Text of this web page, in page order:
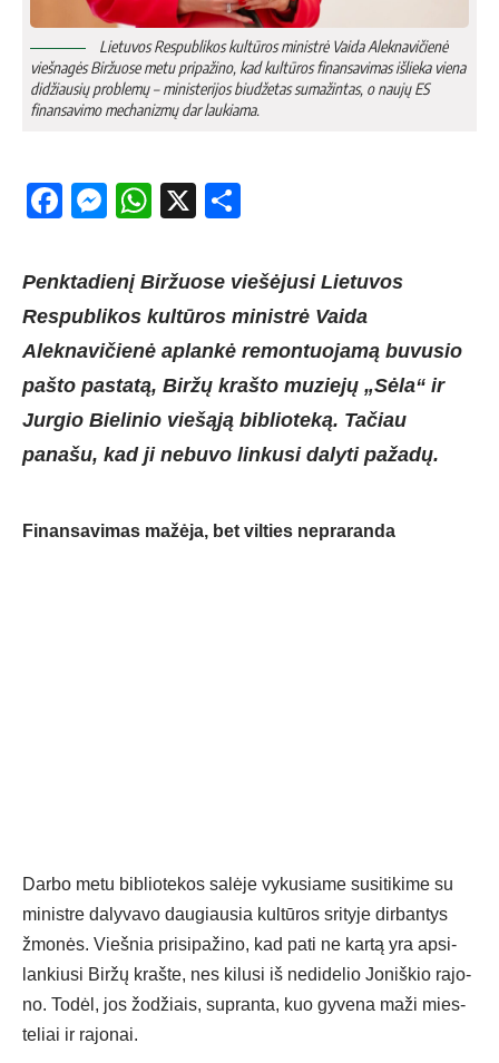
Lietuvos Respublikos kultūros ministrė Vaida Aleknavičienė
viešnagės Biržuose metu pripažino, kad kultūros finansavimas išlieka viena
didžiausių problemų – ministerijos biudžetas sumažintas, o naujų ES
finansavimo mechanizmų dar laukiama.
Facebook
Messenger
WhatsApp
X
Penktadienį Biržuose viešėjusi Lietuvos
Respublikos kultūros ministrė Vaida
Aleknavičienė aplankė remontuojamą buvusio
pašto pastatą, Biržų krašto muziejų „Sėla“ ir
Jurgio Bielinio viešąją biblioteką. Tačiau
panašu, kad ji nebuvo linkusi dalyti pažadų.
Finansavimas mažėja, bet vilties nepraranda
Dar­bo me­tu bib­lio­te­kos sa­lė­je vy­ku­sia­me su­si­ti­ki­me su
mi­nist­re da­ly­va­vo dau­giau­sia kul­tū­ros sri­ty­je dir­ban­tys
žmo­nės. Vieš­nia pri­si­pa­ži­no, kad pa­ti ne kar­tą yra ap­si­
lan­kiu­si Bir­žų kraš­te, nes ki­lu­si iš ne­di­de­lio Jo­niš­kio ra­jo­
no. To­dėl, jos žo­džiais, su­pran­ta, kuo gy­ve­na ma­ži mies­
te­liai ir ra­jo­nai.